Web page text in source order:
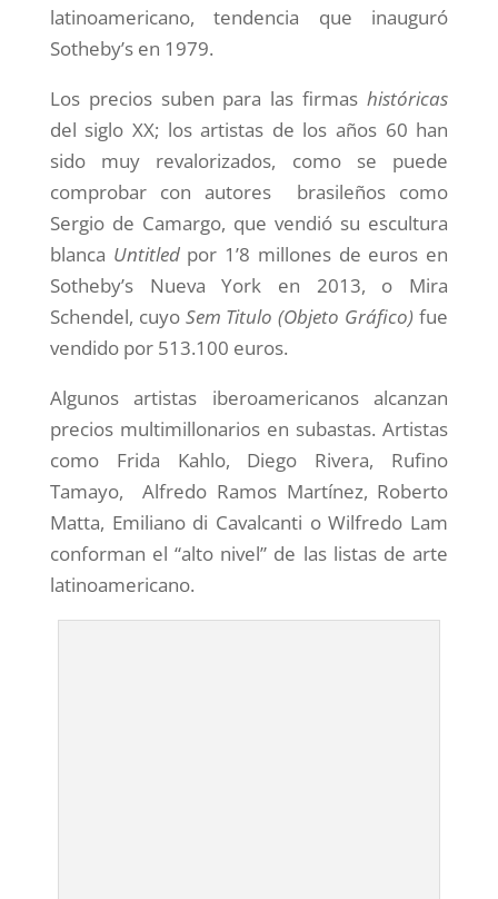
latinoamericano, tendencia que inauguró
Sotheby’s en 1979.
Los precios suben para las firmashistóricas
del siglo XX; los artistas de los años 60 han
sido muy revalorizados, como se puede
comprobar con autores brasileños como
Sergio de Camargo, que vendió su escultura
blanca Untitledpor 1’8 millones de euros en
Sotheby’s Nueva York en 2013, o Mira
Schendel, cuyo Sem Titulo (Objeto Gráfico)fue
vendido por 513.100 euros.
Algunos artistas iberoamericanos alcanzan
precios multimillonarios en subastas. Artistas
como Frida Kahlo, Diego Rivera, Rufino
Tamayo, Alfredo Ramos Martínez, Roberto
Matta, Emiliano di Cavalcanti o Wilfredo Lam
conforman el “alto nivel” de las listas de arte
latinoamericano.